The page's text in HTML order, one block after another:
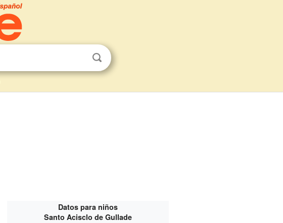
Datos para niños
Santo Acisclo de Gullade